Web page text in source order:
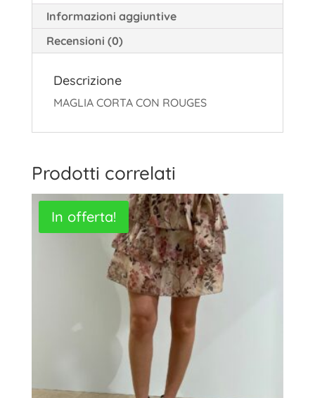
Informazioni aggiuntive
Recensioni (0)
Descrizione
MAGLIA CORTA CON ROUGES
Prodotti correlati
In offerta!